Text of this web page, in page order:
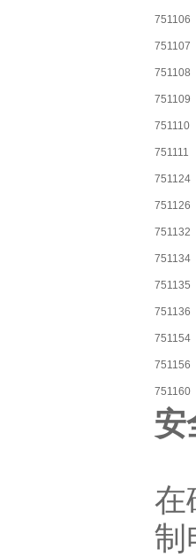
751106
751107
751108
751109
751110
751111
751124
751126
751132
751134
751135
751136
751154
751156
751160
安
在
制